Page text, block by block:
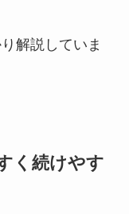
解説していま
く続けやす